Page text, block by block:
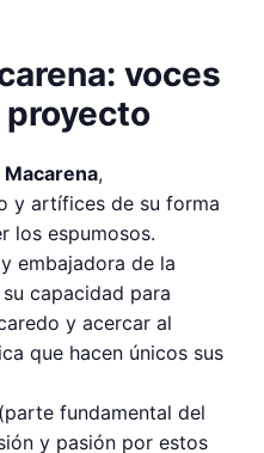
voces
Macarena,
y artífices de su forma
los espumosos.
embajadora de la
capacidad para
y acercar al
que hacen únicos sus
(parte fundamental del
y pasión por estos